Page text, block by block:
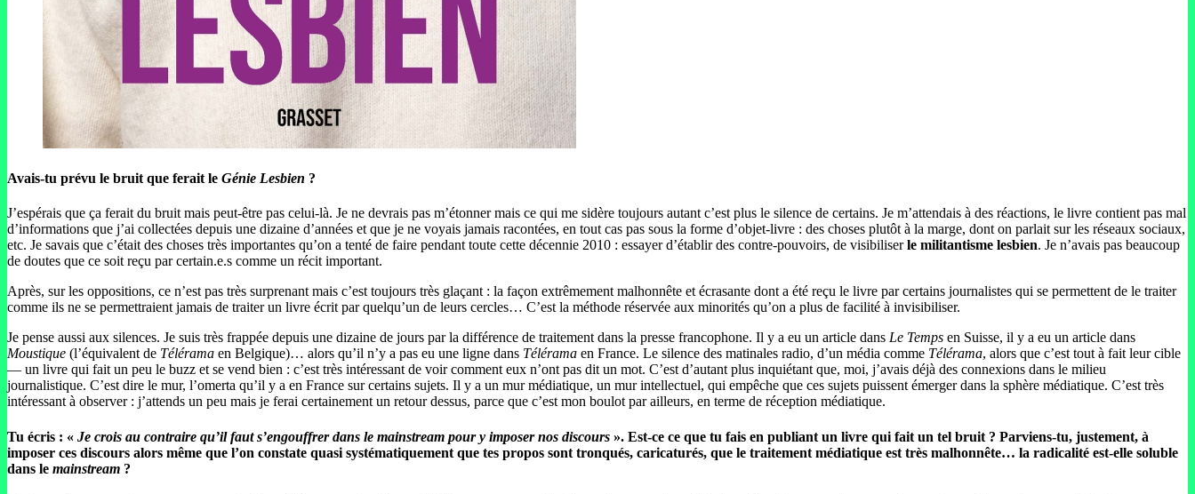
Avais-tu prévu le bruit que ferait le Génie Lesbien ?
J’espérais que ça ferait du bruit mais peut-être pas celui-là. Je ne devrais pas m’étonner mais ce qui me sidère toujours autant c’est plus le silence de certains. Je m’attendais à des réactions, le livre contient pas mal
d’informations que j’ai collectées depuis une dizaine d’années et que je ne voyais jamais racontées, en tout cas pas sous la forme d’objet-livre : des choses plutôt à la marge, dont on parlait sur les réseaux sociaux,
etc. Je savais que c’était des choses très importantes qu’on a tenté de faire pendant toute cette décennie 2010 : essayer d’établir des contre-pouvoirs, de visibiliserle militantisme lesbien. Je n’avais pas beaucoup
de doutes que ce soit reçu par certain.e.s comme un récit important.
Après, sur les oppositions, ce n’est pas très surprenant mais c’est toujours très glaçant : la façon extrêmement malhonnête et écrasante dont a été reçu le livre par certains journalistes qui se permettent de le traiter
comme ils ne se permettraient jamais de traiter un livre écrit par quelqu’un de leurs cercles… C’est la méthode réservée aux minorités qu’on a plus de facilité à invisibiliser.
Je pense aussi aux silences. Je suis très frappée depuis une dizaine de jours par la différence de traitement dans la presse francophone. Il y a eu un article dans Le Temps en Suisse, il y a eu un article dans
Moustique (l’équivalent de Télérama en Belgique)… alors qu’il n’y a pas eu une ligne dans Télérama en France. Le silence des matinales radio, d’un média comme Télérama, alors que c’est tout à fait leur cible
— un livre qui fait un peu le buzz et se vend bien : c’est très intéressant de voir comment eux n’ont pas dit un mot. C’est d’autant plus inquiétant que, moi, j’avais déjà des connexions dans le milieu
journalistique. C’est dire le mur, l’omerta qu’il y a en France sur certains sujets. Il y a un mur médiatique, un mur intellectuel, qui empêche que ces sujets puissent émerger dans la sphère médiatique. C’est très
intéressant à observer : j’attends un peu mais je ferai certainement un retour dessus, parce que c’est mon boulot par ailleurs, en terme de réception médiatique.
Tu écris : « Je crois au contraire qu’il faut s’engouffrer dans le mainstream pour y imposer nos discours ». Est-ce ce que tu fais en publiant un livre qui fait un tel bruit ? Parviens-tu, justement, à
imposer ces discours alors même que l’on constate quasi systématiquement que tes propos sont tronqués, caricaturés, que le traitement médiatique est très malhonnête… la radicalité est-elle soluble
dans le mainstream ?